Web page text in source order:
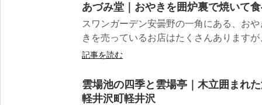
あづみ堂｜おやきを囲炉裏で焼いて
スワンガーデン安曇野の一角にある、お
きを売っているお店はたくさんあります
記事を読む
雲場池の四季と雲場亭｜木立囲まれ
軽井沢町軽井沢